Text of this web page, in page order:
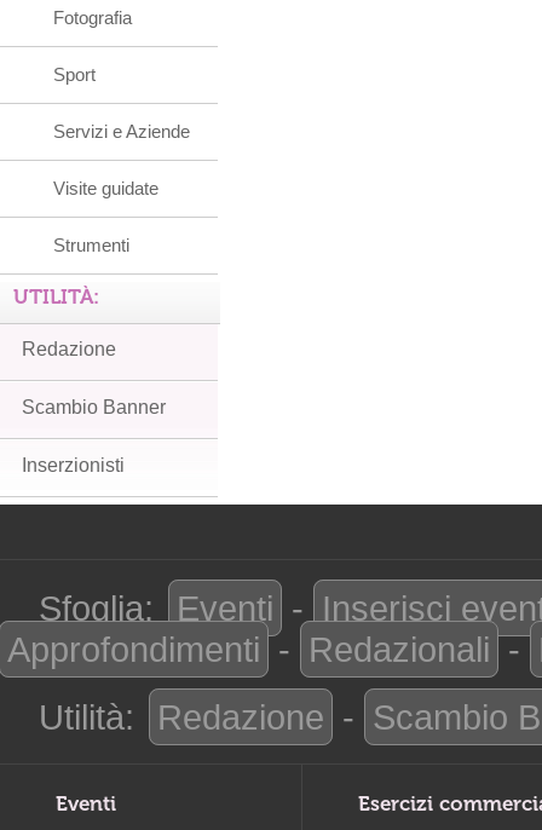
Fotografia
Sport
Servizi e Aziende
Visite guidate
Strumenti
UTILITÀ:
Redazione
Scambio Banner
Inserzionisti
Sfoglia: Eventi - Inserisci
Approfondimenti - Redazionali -
Utilità:
Redazione - Scambio
Eventi Esercizi